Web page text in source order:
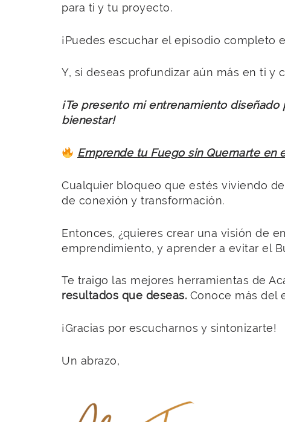
para ti y tu proyecto.
¡Puedes escuchar el episodio completo
Y, si deseas profundizar aún más en ti y
¡Te presento mi entrenamiento
bienestar!
Emprende tu Fuego sin Quemarte en
Cualquier bloqueo que estés viviendo de
de conexión y transformación.
Entonces, ¿quieres crear una visión de
emprendimiento, y aprender a evitar el
Te traigo las mejores herramientas de
resultados que deseas. Conoce más del
¡Gracias por escucharnos y sintonizarte!
Un abrazo,